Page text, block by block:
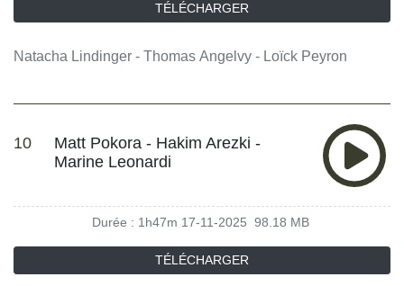
TÉLÉCHARGER
Natacha Lindinger - Thomas Angelvy - Loïck Peyron
10
Matt Pokora - Hakim Arezki -
Marine Leonardi
Durée : 1h47m 17-11-2025 98.18 MB
TÉLÉCHARGER